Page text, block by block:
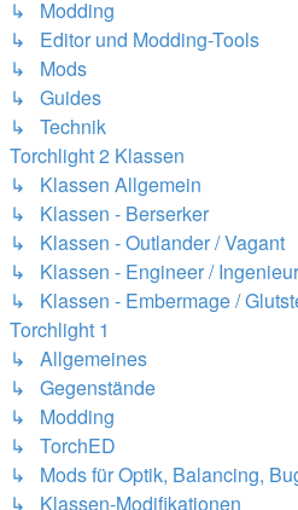
↳ Modding
↳ Editor und Modding-Tools
↳ Mods
↳ Guides
↳ Technik
Torchlight 2 Klassen
↳ Klassen Allgemein
↳ Klassen - Berserker
↳ Klassen - Outlander / Vagant
↳ Klassen - Engineer / Ingenieur
↳ Klassen - Embermage /
Torchlight 1
↳ Allgemeines
↳ Gegenstände
↳ Modding
↳ TorchED
↳ Mods für Optik, Balancing,
↳ Klassen-Modifikationen